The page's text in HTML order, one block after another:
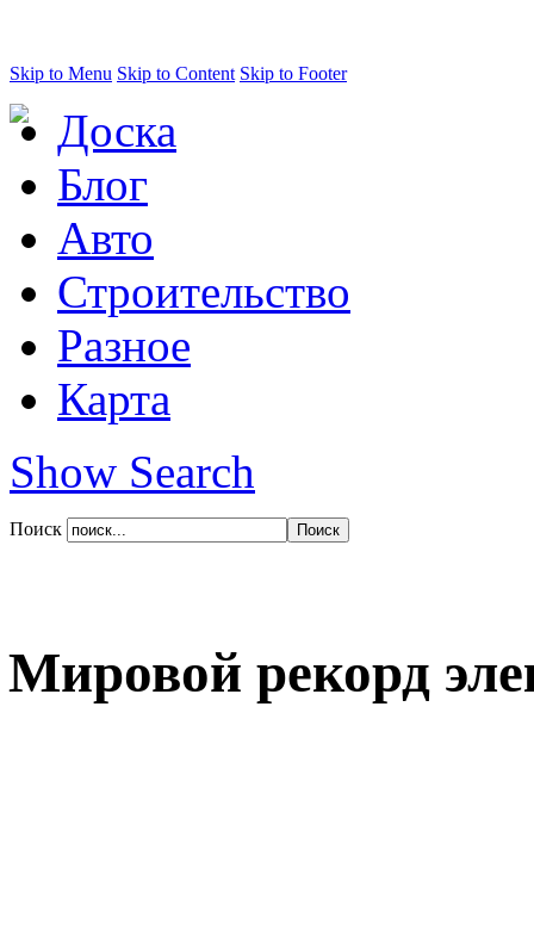
Skip to Menu Skip to Content Skip to Footer
Доска
Блог
Авто
Строительство
Разное
Карта
Show Search
Поиск
Мировой рекорд